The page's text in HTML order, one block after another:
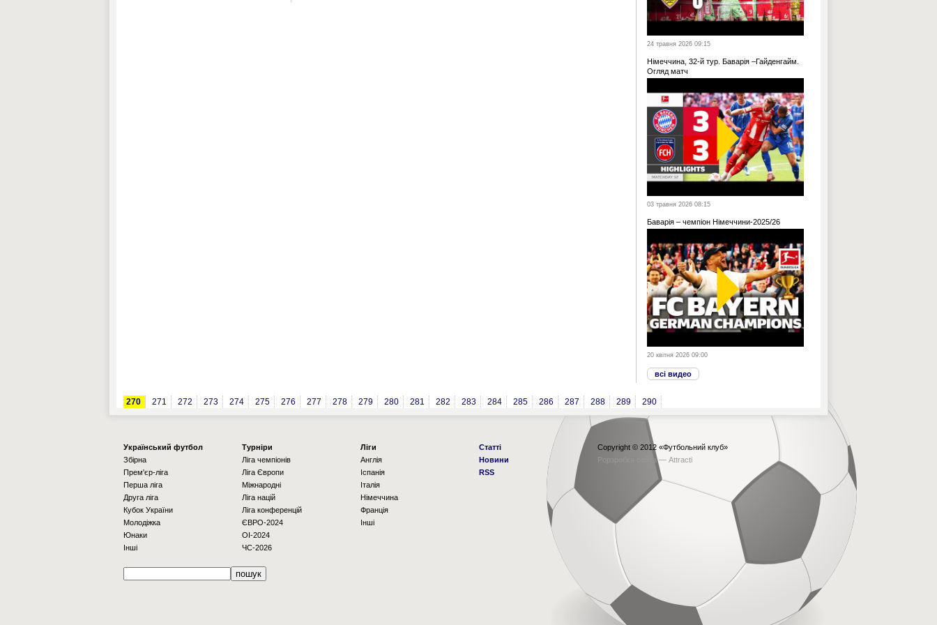
24 травня 2026 09:15
Німеччина, 32-й тур. Баварія –Гайденгайм.
Огляд матч
03 травня 2026 08:15
Баварія – чемпіон Німеччини-2025/26
20 квітня 2026 09:00
всі видео
270 271 272 273 274 275 276 277 278 279 280 281 282 283 284 285 286 287 288 289 290
Українcький футбол
Збірна
Прем'єр-ліга
Перша ліга
Друга ліга
Кубок України
Молодіжка
Юнаки
Інші
Турніри
Ліга чемпіонів
Ліга Європи
Міжнародні
Ліга націй
Ліга конференцій
ЄВРО-2024
OI-2024
ЧС-2026
Ліги
Англія
Іспанія
Італія
Німеччина
Франція
Інші
Статті
Новини
RSS
Copyright © 2012 «Футбольний клуб»
Рорзробка сайта — Attracti